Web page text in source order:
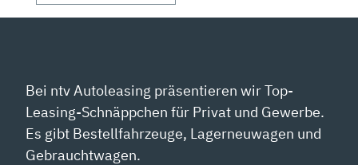
Bei ntv Autoleasing präsentieren wir Top-
Leasing-Schnäppchen für Privat und Gewerbe.
Es gibt Bestellfahrzeuge, Lagerneuwagen und
Gebrauchtwagen.